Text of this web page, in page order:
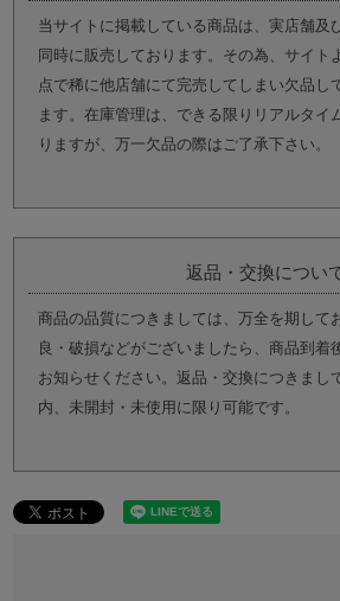
当サイトに掲載している商品は、実店舗及
同時に販売しております。その為、サイト
点で稀に他店舗にて完売してしまい欠品し
ます。在庫管理は、できる限りリアルタイ
りますが、万一欠品の際はご了承下さい。
返品・交換につい
商品の品質につきましては、万全を期して
良・破損などがございましたら、商品到着
お知らせください。返品・交換につきまし
内、未開封・未使用に限り可能です。